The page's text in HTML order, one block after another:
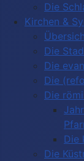
Die
Kirchen &
Die
Die
Die
Die
Die
Die